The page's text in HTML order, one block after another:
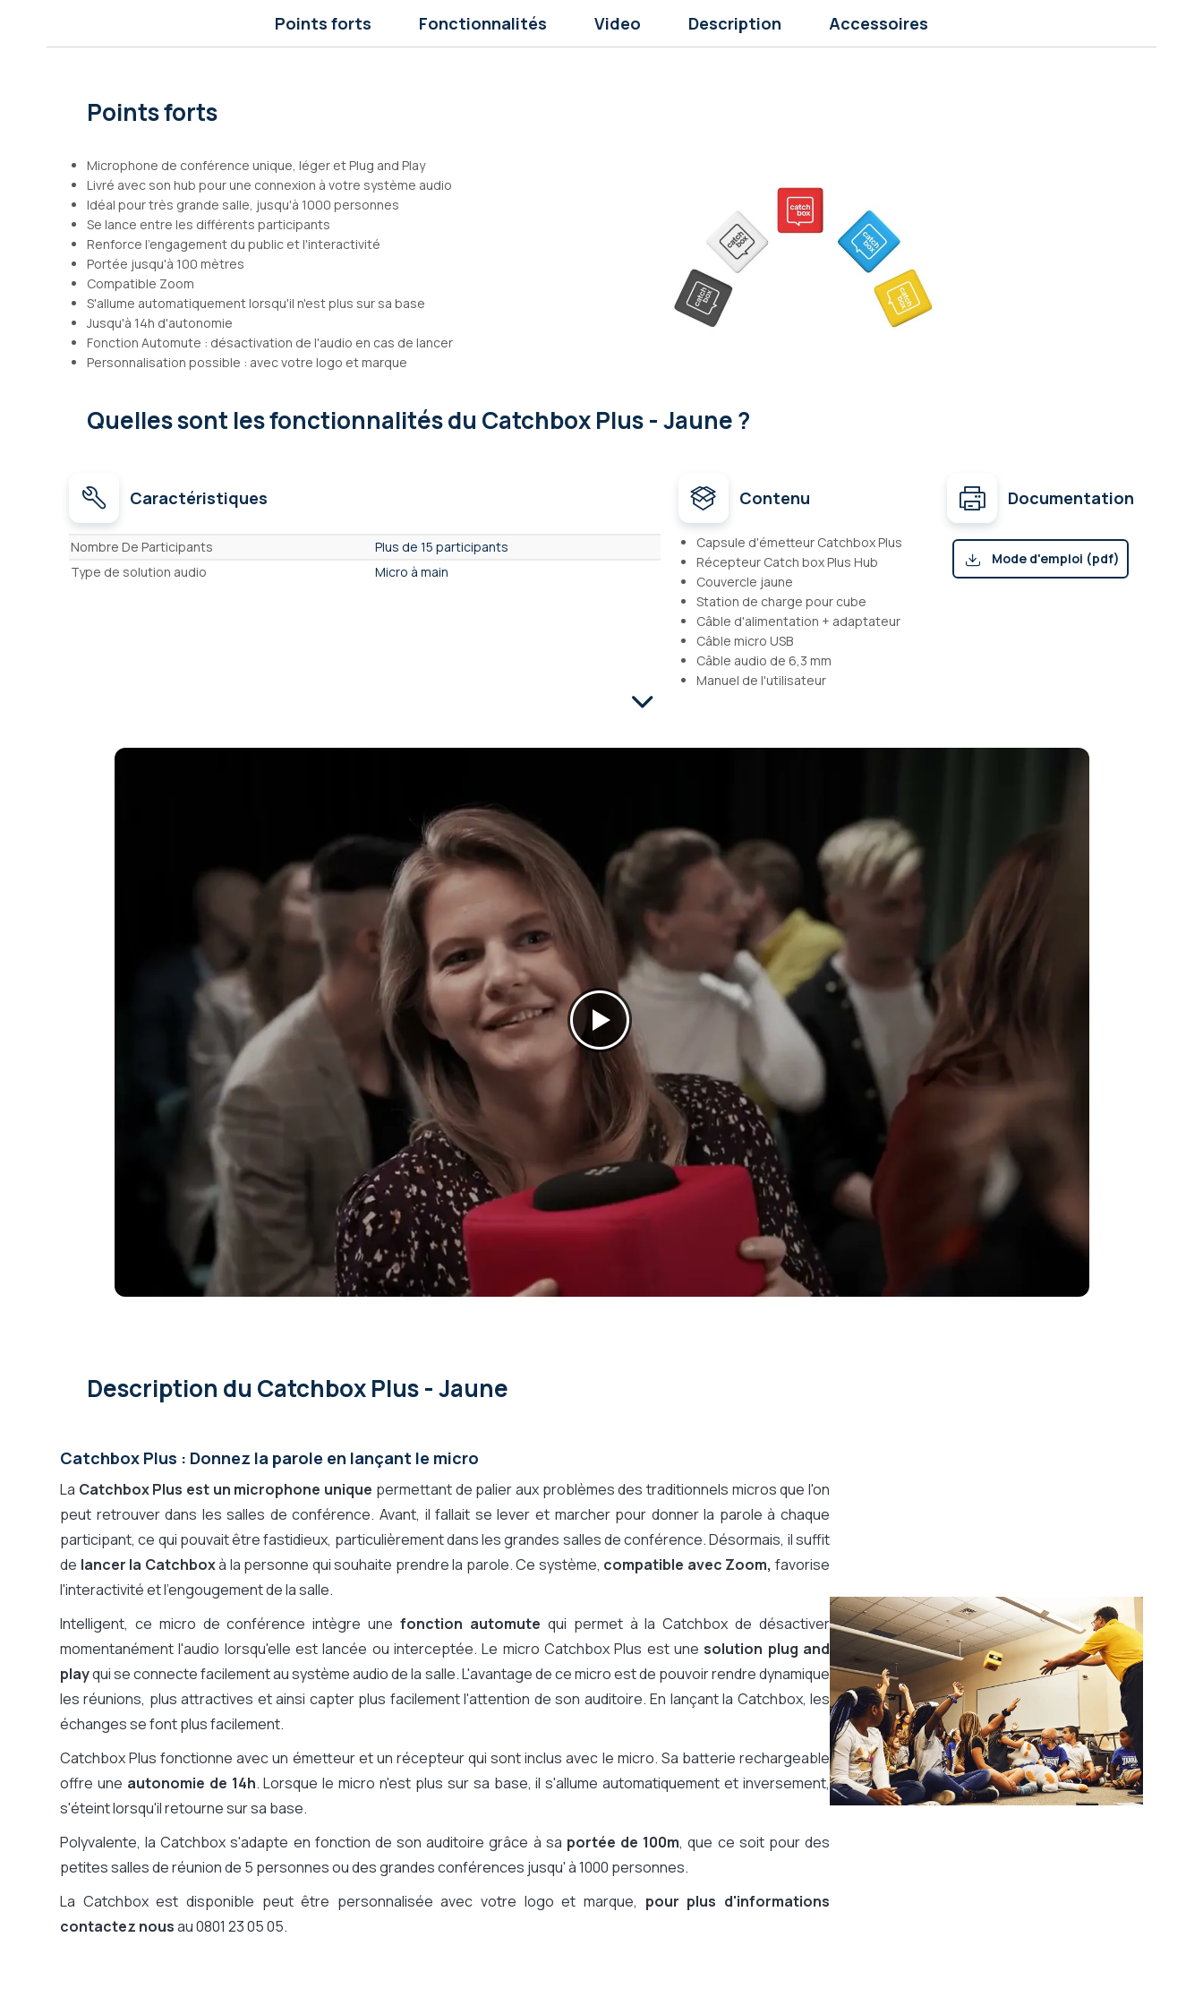
Points forts Fonctionnalités Video Description Accessoires
Points forts
Microphone de conférence unique, léger et Plug and Play
Livré avec son hub pour une connexion à votre système audio
Idéal pour très grande salle, jusqu'à 1000 personnes
Se lance entre les différents participants
Renforce l'engagement du public et l'interactivité
Portée jusqu'à 100 mètres
Compatible Zoom
S'allume automatiquement lorsqu'il n'est plus sur sa base
Jusqu'à 14h d'autonomie
Fonction Automute : désactivation de l'audio en cas de lancer
Personnalisation possible : avec votre logo et marque
Quelles sont les fonctionnalitésdu Catchbox Plus - Jaune ?
Caractéristiques
Caractéristiques
Nombre De Participants
Plus de 15 participants
Type de solution audio
Micro à main
Contenu
Capsule d'émetteur Catchbox Plus
Récepteur Catch box Plus Hub
Couvercle jaune
Station de charge pour cube
Câble d'alimentation + adaptateur
Câble micro USB
Câble audio de 6,3 mm
Manuel de l'utilisateur
Documentation
Mode d'emploi (pdf)
Description du Catchbox Plus - Jaune
Catchbox Plus : Donnez la parole en lançant le micro
La Catchbox Plus est un microphone unique permettant de palier aux problèmes des traditionnels micros que l'on
peut retrouver dans les salles de conférence. Avant, il fallait se lever et marcher pour donner la parole à chaque
participant, ce qui pouvait être fastidieux, particulièrement dans les grandes salles de conférence. Désormais, il suffit
de lancer la Catchboxà la personne qui souhaite prendre la parole. Ce système, compatible avec Zoom, favorise
l'interactivité et l'engougement de la salle.
Intelligent, ce micro de conférence intègre unefonction automute qui permet à la Catchbox de désactiver
momentanément l'audio lorsqu'elle est lancée ou interceptée. Le micro Catchbox Plus est une solution plug and
playqui se connecte facilement au système audio de la salle. L'avantage de ce micro est de pouvoir rendre dynamique
les réunions, plus attractives et ainsi capter plus facilement l'attention de son auditoire. En lançant la Catchbox, les
échanges se font plus facilement.
Catchbox Plus fonctionne avec un émetteur et un récepteur qui sont inclus avec le micro. Sa batterie rechargeable
offre une autonomie de 14h. Lorsque le micro n'est plus sur sa base, il s'allume automatiquement et inversement,
s'éteint lorsqu'il retourne sur sa base.
Polyvalente, la Catchbox s'adapte en fonction de son auditoire grâce à sa portée de 100m, que ce soit pour des
petites salles de réunion de 5 personnes ou des grandes conférences jusqu' à 1000 personnes.
La Catchbox est disponible peut être personnalisée avec votre logo et marque, pour plus d'informations
contactez nousau 0801 23 05 05.